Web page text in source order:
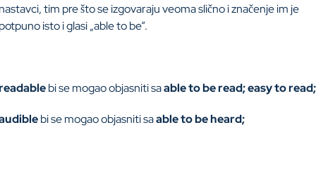
tim pre što se izgovaraju veoma slično i značenje im je
isto i glasi „able to be“.
bi se mogao objasniti saable to be read; easy to read;
bi se mogao objasniti saable to be heard;